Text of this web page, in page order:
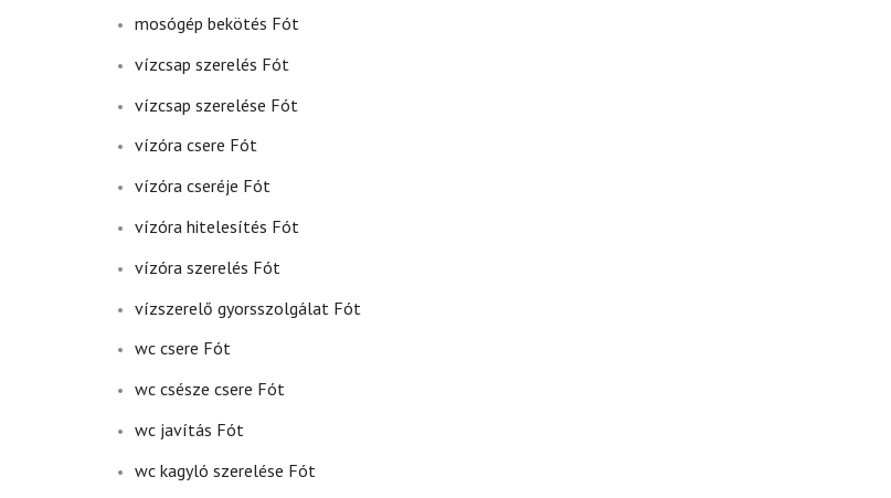
mosógép bekötés Fót
vízcsap szerelés Fót
vízcsap szerelése Fót
vízóra csere Fót
vízóra cseréje Fót
vízóra hitelesítés Fót
vízóra szerelés Fót
vízszerelő gyorsszolgálat Fót
wc csere Fót
wc csésze csere Fót
wc javítás Fót
wc kagyló szerelése Fót